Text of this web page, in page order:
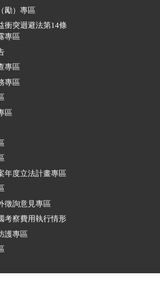
勵）專區
衝突迴避法第14條
專區
專區
專區
區
年度立法計畫專區
徵詢意見專區
考察費用執行情形
護專區